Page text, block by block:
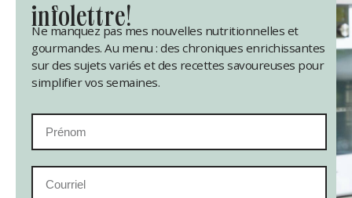
infolettre!
Ne manquez pas mes nouvelles nutritionnelles et
gourmandes. Au menu : des chroniques enrichissantes
sur des sujets variés et des recettes savoureuses pour
simplifier vos semaines.